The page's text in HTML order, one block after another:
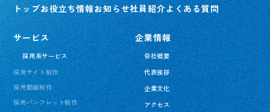
トップお役立ち情報お知らせ社員紹介よくある質問
サービス
採用系サービス
採用サイト制作
採用動画制作
採用パンフレット制作
企業情報
会社概要
代表挨拶
企業文化
アクセス